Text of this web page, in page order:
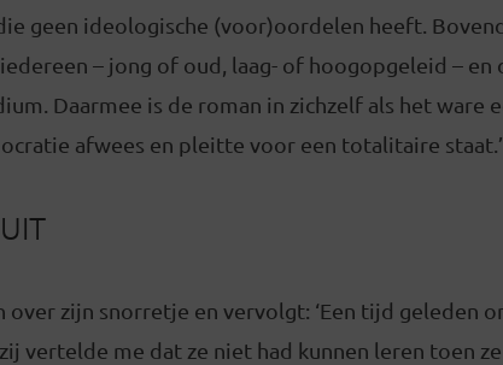
geen ideologische (voor)oordelen heeft.
– jong of oud, laag- of hoogopgeleid – en
Daarmee is de roman in zichzelf als het ware
afwees en pleitte voor een totalitaire staat.’
over zijn snorretje en vervolgt: ‘Een tijd geleden
vertelde me dat ze niet had kunnen leren toen